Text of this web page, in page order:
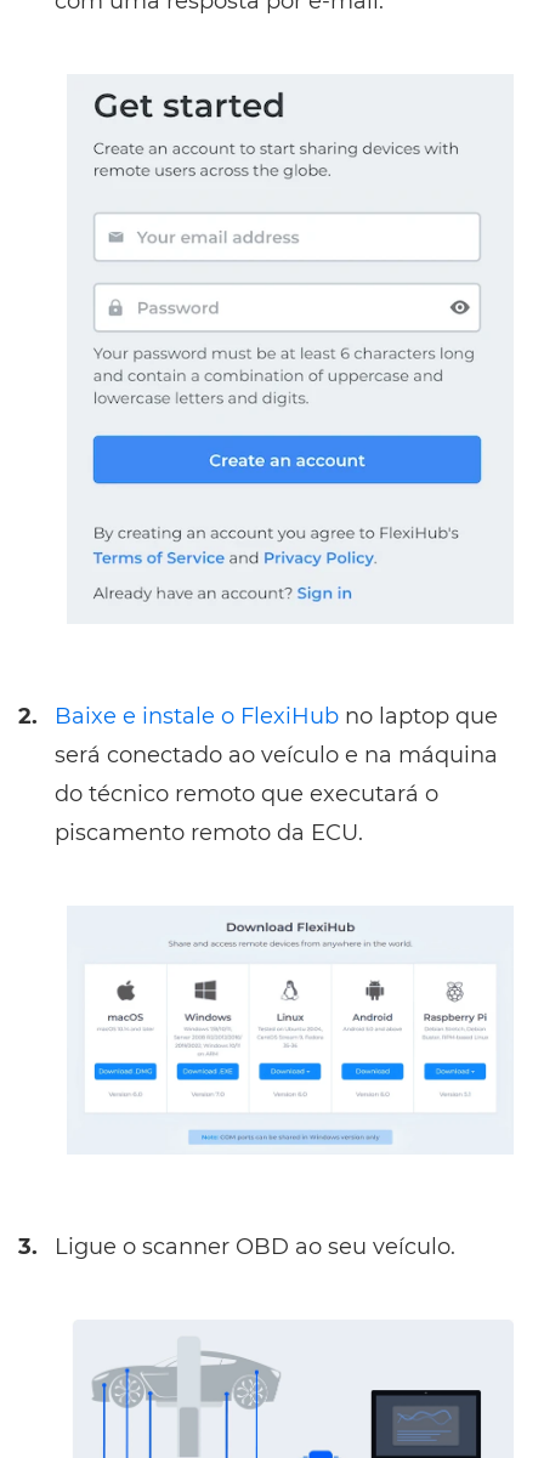
2. Baixe e instale o FlexiHub no laptop que
será conectado ao veículo e na máquina
do técnico remoto que executará o
piscamento remoto da ECU.
3. Ligue o scanner OBD ao seu veículo.